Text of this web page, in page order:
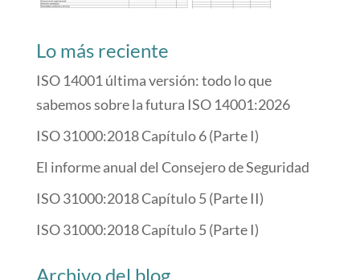
Lo más reciente
ISO 14001 última versión: todo lo que
sabemos sobre la futura ISO 14001:2026
ISO 31000:2018 Capítulo 6 (Parte I)
El informe anual del Consejero de Seguridad
ISO 31000:2018 Capítulo 5 (Parte II)
ISO 31000:2018 Capítulo 5 (Parte I)
Archivo del blog